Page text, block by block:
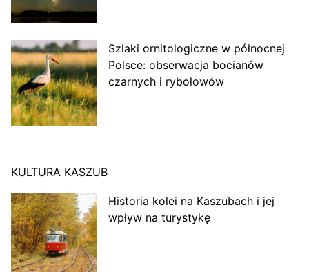
Szlaki ornitologiczne w północnej
Polsce: obserwacja bocianów
czarnych i rybołowów
KULTURA KASZUB
Historia kolei na Kaszubach i jej
wpływ na turystykę